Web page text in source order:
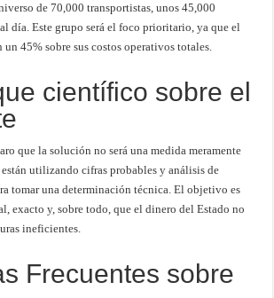
de 70,000 transportistas, unos 45,000
día. Este grupo será el foco prioritario, ya que el
45% sobre sus costos operativos totales.
científico sobre el
que la solución no será una medida meramente
utilizando cifras probables y análisis de
tomar una determinación técnica. El objetivo es
exacto y, sobre todo, que el dinero del Estado no
ineficientes.
Frecuentes sobre